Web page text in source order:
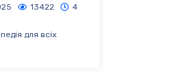
13422
4
для всіх